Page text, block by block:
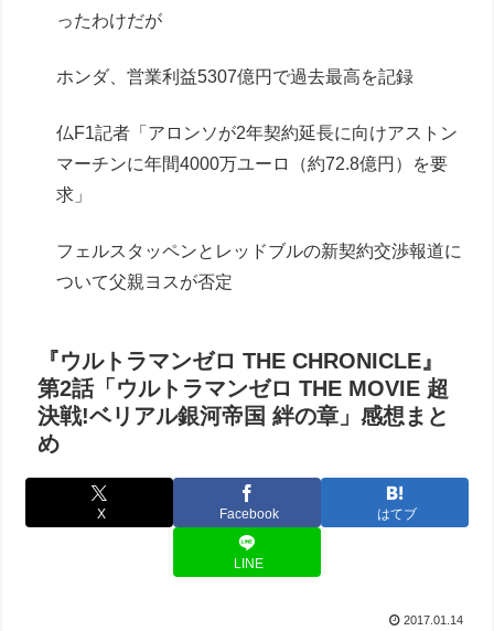
ったわけだが
ホンダ、営業利益5307億円で過去最高を記録
仏F1記者「アロンソが2年契約延長に向けアストン
マーチンに年間4000万ユーロ（約72.8億円）を要
求」
フェルスタッペンとレッドブルの新契約交渉報道に
ついて父親ヨスが否定
『ウルトラマンゼロ THE CHRONICLE』
第2話「ウルトラマンゼロ THE MOVIE 超
決戦!ベリアル銀河帝国 絆の章」感想まと
め
X Facebook はてブ
LINE
2017.01.14